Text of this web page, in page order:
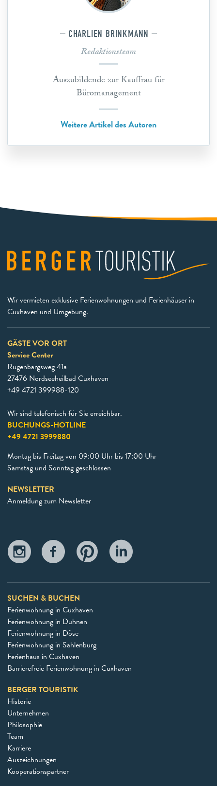
CHARLIEN BRINKMANN
Redaktionsteam
Auszubildende zur Kauffrau für
Büromanagement
Weitere Artikel des Autoren
Wir vermieten exklusive Ferienwohnungen und Ferienhäuser in
Cuxhaven und Umgebung.
GÄSTE VOR ORT
Service Center
Rugenbargsweg 41a
27476 Nordseeheilbad Cuxhaven
+49 4721 399988-120
Wir sind telefonisch für Sie erreichbar.
BUCHUNGS-HOTLINE
+49 4721 3999880
Montag bis Freitag von 09:00 Uhr bis 17:00 Uhr
Samstag und Sonntag geschlossen
NEWSLETTER
Anmeldung zum Newsletter
SUCHEN & BUCHEN
Ferienwohnung in Cuxhaven
Ferienwohnung in Duhnen
Ferienwohnung in Döse
Ferienwohnung in Sahlenburg
Ferienhaus in Cuxhaven
Barrierefreie Ferienwohnung in Cuxhaven
BERGER TOURISTIK
Historie
Unternehmen
Philosophie
Team
Karriere
Auszeichnungen
Kooperationspartner